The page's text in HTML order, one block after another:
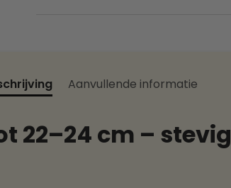
Aanvullende informatie
22–24 cm –